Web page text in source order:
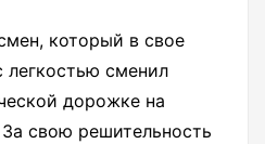
который в свое
легкостью сменил
дорожке на
свою решительность